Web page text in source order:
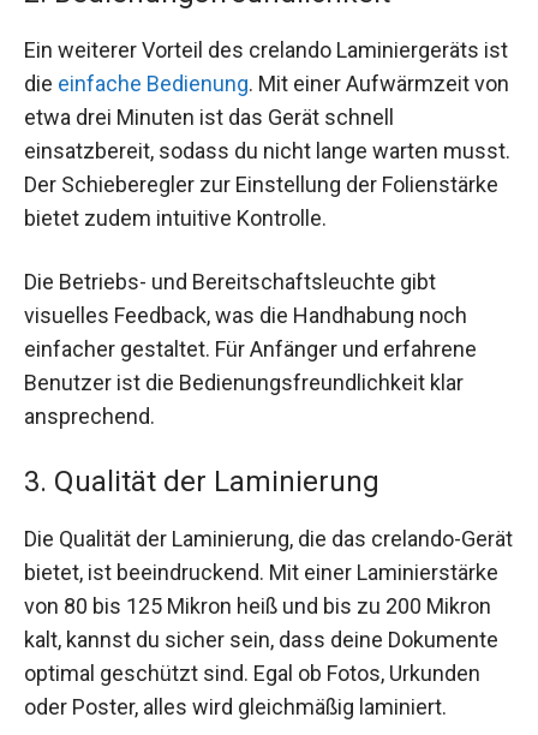
Ein weiterer Vorteil des crelando Laminiergeräts ist
die einfache Bedienung. Mit einer Aufwärmzeit von
etwa drei Minuten ist das Gerät schnell
einsatzbereit, sodass du nicht lange warten musst.
Der Schieberegler zur Einstellung der Folienstärke
bietet zudem intuitive Kontrolle.
Die Betriebs- und Bereitschaftsleuchte gibt
visuelles Feedback, was die Handhabung noch
einfacher gestaltet. Für Anfänger und erfahrene
Benutzer ist die Bedienungsfreundlichkeit klar
ansprechend.
3. Qualität der Laminierung
Die Qualität der Laminierung, die das crelando-Gerät
bietet, ist beeindruckend. Mit einer Laminierstärke
von 80 bis 125 Mikron heiß und bis zu 200 Mikron
kalt, kannst du sicher sein, dass deine Dokumente
optimal geschützt sind. Egal ob Fotos, Urkunden
oder Poster, alles wird gleichmäßig laminiert.